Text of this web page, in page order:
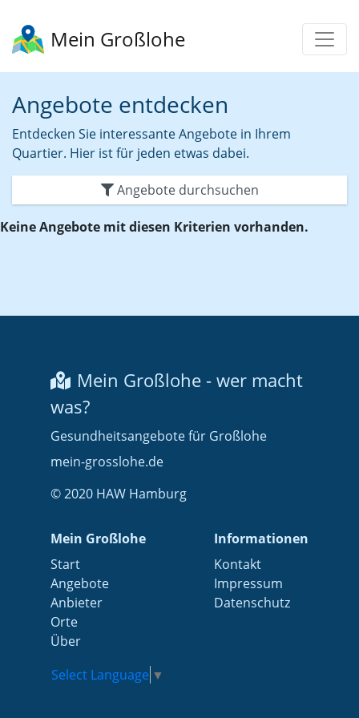
Mein Großlohe
Angebote entdecken
Entdecken Sie interessante Angebote in Ihrem
Quartier. Hier ist für jeden etwas dabei.
Angebote durchsuchen
Keine Angebote mit diesen Kriterien vorhanden.
Mein Großlohe - wer macht
was?
Gesundheitsangebote für Großlohe
mein-grosslohe.de
© 2020 HAW Hamburg
Mein Großlohe
Start
Angebote
Anbieter
Orte
Über
Informationen
Kontakt
Impressum
Datenschutz
Select Language ▼